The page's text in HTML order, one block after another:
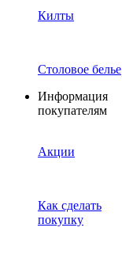
Килты
Столовое белье
Информация
покупателям
Акции
Как сделать
покупку